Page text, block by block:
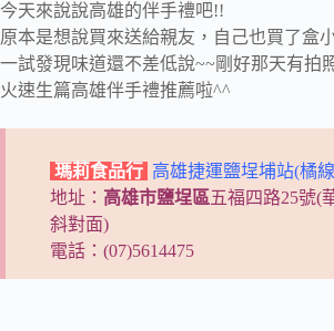
今天來說說高雄的伴手禮吧!!
原本是想說買來送給親友，自己也買了盒
一試發現味道還不差低說~~剛好那天有拍
火速生篇高雄伴手禮推薦啦^^
瑪莉食品行 高雄捷運鹽埕埔站(橘
地址： 高雄市鹽埕區五福四路25號(
斜對面)
電話：(07)5614475